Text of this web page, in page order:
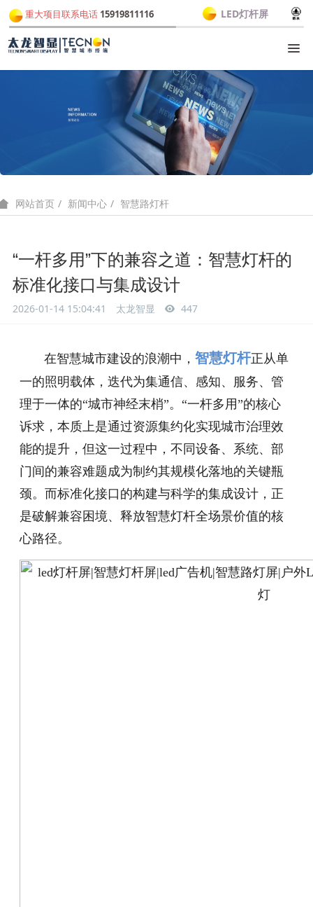
重大项目联系电话 15919811116 LED灯杆屏
网站首页 新闻中心 智慧路灯杆
“一杆多用”下的兼容之道：智慧灯杆的
标准化接口与集成设计
2026-01-14 15:04:41 太龙智显 447
在智慧城市建设的浪潮中，智慧灯杆正从单
一的照明载体，迭代为集通信、感知、服务、管
理于一体的“城市神经末梢”。“一杆多用”的核心
诉求，本质上是通过资源集约化实现城市治理效
能的提升，但这一过程中，不同设备、系统、部
门间的兼容难题成为制约其规模化落地的关键瓶
颈。而标准化接口的构建与科学的集成设计，正
是破解兼容困境、释放智慧灯杆全场景价值的核
心路径。